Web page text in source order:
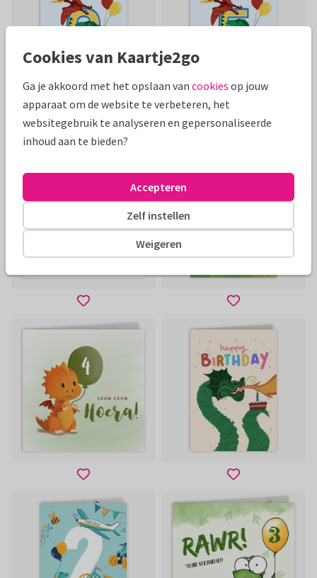
Cookies van Kaartje2go
Ga je akkoord met het opslaan van cookies op jouw
apparaat om de website te verbeteren, het
websitegebruik te analyseren en gepersonaliseerde
inhoud aan te bieden?
Weigeren
Zelf instellen
Accepteren